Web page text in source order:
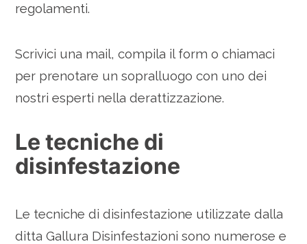
regolamenti.
Scrivici una mail, compila il form o chiamaci
per prenotare un sopralluogo con uno dei
nostri esperti nella derattizzazione.
Le tecniche di
disinfestazione
Le tecniche di disinfestazione utilizzate dalla
ditta Gallura Disinfestazioni sono numerose e